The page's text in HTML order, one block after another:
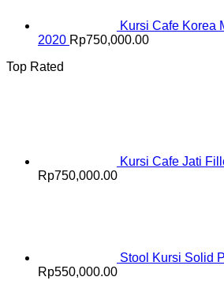
Kursi Cafe Korea
2020 Rp750,000.00
Top Rated
Kursi Cafe Jati
Rp750,000.00
Stool Kursi Solid
Rp550,000.00